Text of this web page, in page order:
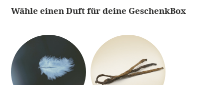
Wähle einen Duft für deine GeschenkBox